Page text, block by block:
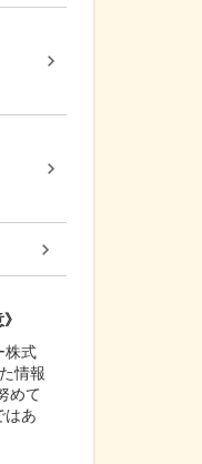
株式
情報
めて
はあ